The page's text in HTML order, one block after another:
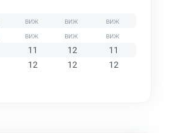
11 12
11
12 12 12